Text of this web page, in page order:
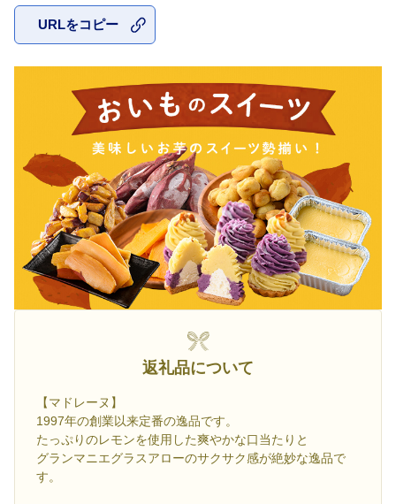
URLをコピー
返礼品について
【マドレーヌ】
1997年の創業以来定番の逸品です。
たっぷりのレモンを使用した爽やかな口当たりと
グランマニエグラスアローのサクサク感が絶妙な逸品で
す。